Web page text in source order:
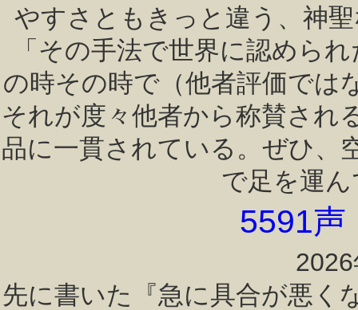
やすさともきっと違う、神
「その手法で世界に認めら
の時その時で（他者評価では
それが度々他者から称賛され
品に一貫されている。ぜひ、
で足を運
5591
先に書いた『急に具合が悪く